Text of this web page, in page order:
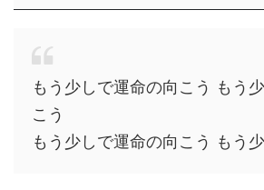
もう少しで運命の向こう もう
こう
もう少しで運命の向こう もう